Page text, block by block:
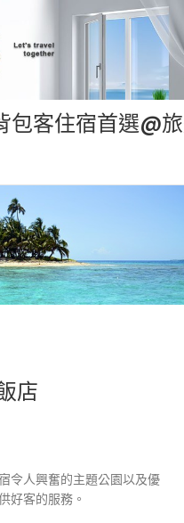
包客住宿首選@
店
令人興奮的主題公園以及優
好客的服務。